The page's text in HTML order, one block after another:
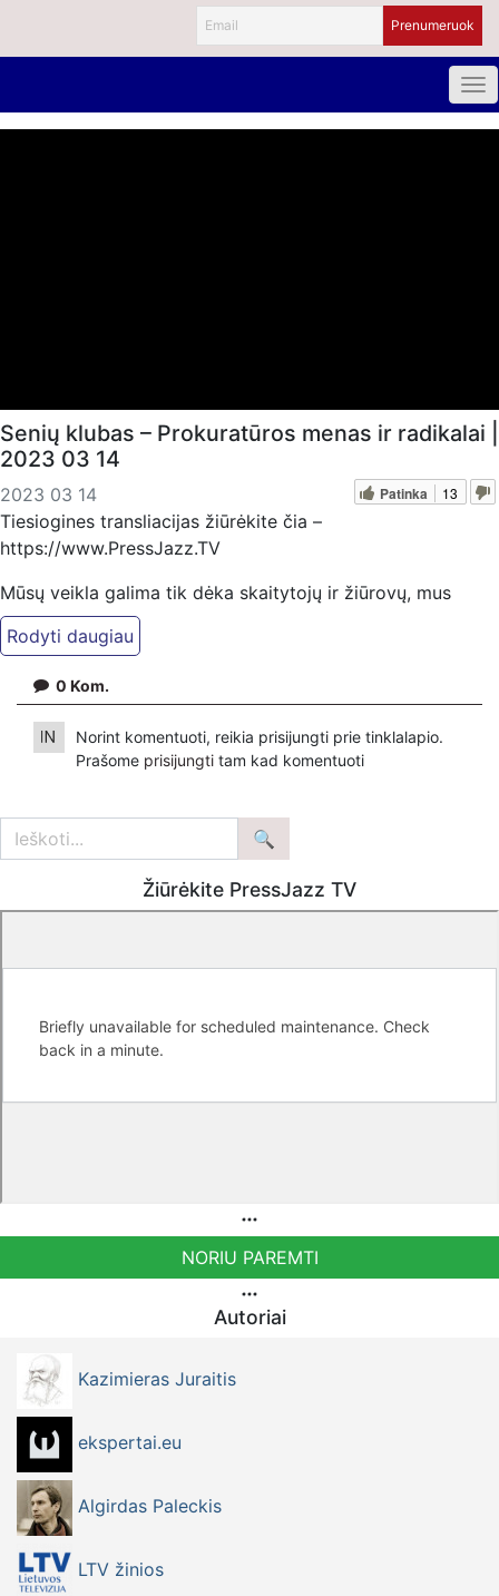
Senių klubas – Prokuratūros menas ir radikalai |
2023 03 14
2023 03 14 Patinka 13
Tiesiogines transliacijas žiūrėkite čia –
https://www.PressJazz.TV
Mūsų veikla galima tik dėka skaitytojų ir žiūrovų, mus
paremti galima šiais būdais:
Patreon platformoje patreon.com/KazimierasJuraitis
Bankiniu pavedimu - Gavėjas - Dmitrij Glazkov,
IBAN Sąskaita - BE38 9741 1391 3072
Bankas MONESE, SWIFT (BIC) kodas PESOBEB1
Bankiniu pavedimu - Gavėjas - Kazimieras Juraitis
IBAN Sąskaita - BE92 9741 1390 8123
0 Kom.
Norint komentuoti, reikia prisijungti prie tinklalapio.
Prašome prisijungti tam kad komentuoti
Žiūrėkite PressJazz TV
NORIU PAREMTI
Autoriai
Kazimieras Juraitis
ekspertai.eu
Algirdas Paleckis
LTV žinios